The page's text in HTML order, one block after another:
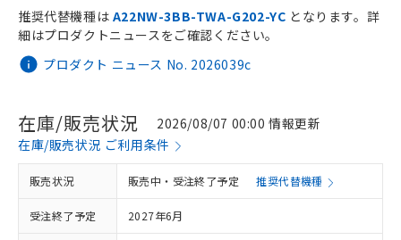
プロダクト ニュース No. 2026039c
推奨代替機種は A22NW-3BB-TWA-G202-YC となります。詳
細はプロダクトニュースをご確認ください。
在庫/販売状況
2026/08/07 00:00 情報更新
在庫/販売状況 ご利用条件
販売状況 販売中・受注終了予定 推奨代替機種
受注終了予定 2027年6月